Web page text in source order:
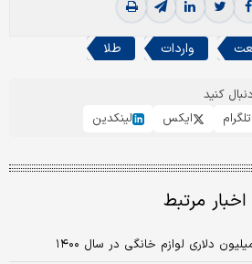
واردات طلا
کنید
تلگرام ایکس لینکدین
اخبار مرتبط